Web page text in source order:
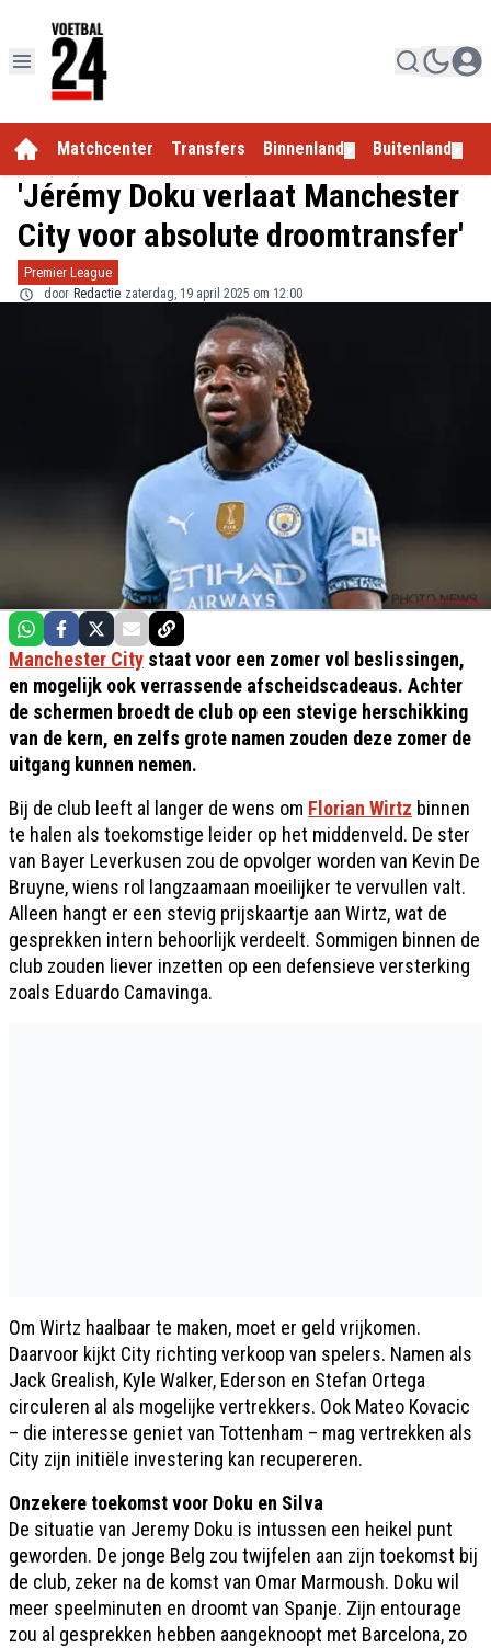
Matchcenter Transfers Binnenland Buitenland
'Jérémy Doku verlaat Manchester
City voor absolute droomtransfer'
Premier League
door Redactie zaterdag, 19 april 2025 om 12:00
Manchester City staat voor een zomer vol beslissingen,
en mogelijk ook verrassende afscheidscadeaus. Achter
de schermen broedt de club op een stevige herschikking
van de kern, en zelfs grote namen zouden deze zomer de
uitgang kunnen nemen.
Bij de club leeft al langer de wens om Florian Wirtz binnen
te halen als toekomstige leider op het middenveld. De ster
van Bayer Leverkusen zou de opvolger worden van Kevin De
Bruyne, wiens rol langzaamaan moeilijker te vervullen valt.
Alleen hangt er een stevig prijskaartje aan Wirtz, wat de
gesprekken intern behoorlijk verdeelt. Sommigen binnen de
club zouden liever inzetten op een defensieve versterking
zoals Eduardo Camavinga.
Om Wirtz haalbaar te maken, moet er geld vrijkomen.
Daarvoor kijkt City richting verkoop van spelers. Namen als
Jack Grealish, Kyle Walker, Ederson en Stefan Ortega
circuleren al als mogelijke vertrekkers. Ook Mateo Kovacic
– die interesse geniet van Tottenham – mag vertrekken als
City zijn initiële investering kan recupereren.
Onzekere toekomst voor Doku en Silva
De situatie van Jeremy Doku is intussen een heikel punt
geworden. De jonge Belg zou twijfelen aan zijn toekomst bij
de club, zeker na de komst van Omar Marmoush. Doku wil
meer speelminuten en droomt van Spanje. Zijn entourage
zou al gesprekken hebben aangeknoopt met Barcelona, zo